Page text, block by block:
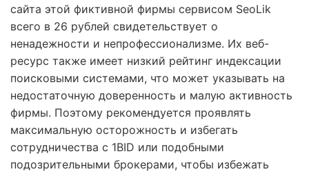
сайта этой фиктивной фирмы сервисом SeoLik
всего в 26 рублей свидетельствует о
ненадежности и непрофессионализме. Их веб-
ресурс также имеет низкий рейтинг индексации
поисковыми системами, что может указывать на
недостаточную доверенность и малую активность
фирмы. Поэтому рекомендуется проявлять
максимальную осторожность и избегать
сотрудничества с 1BID или подобными
подозрительными брокерами, чтобы избежать